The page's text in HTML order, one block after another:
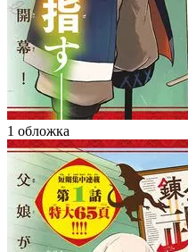
1 обложка